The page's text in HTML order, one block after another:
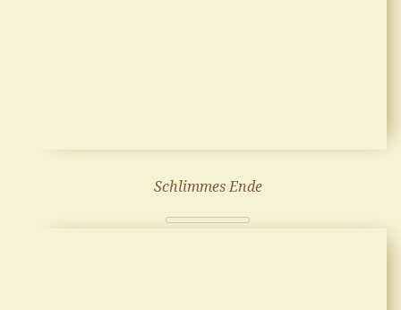
Schlimmes Ende